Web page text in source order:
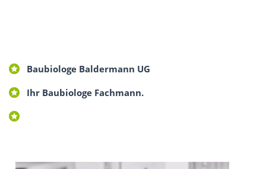
Baubiologe Baldermann UG
Ihr Baubiologe Fachmann.